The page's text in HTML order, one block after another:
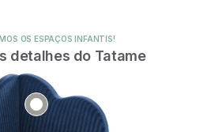
OS ESPAÇOS INFANTIS!
detalhes do Tatame